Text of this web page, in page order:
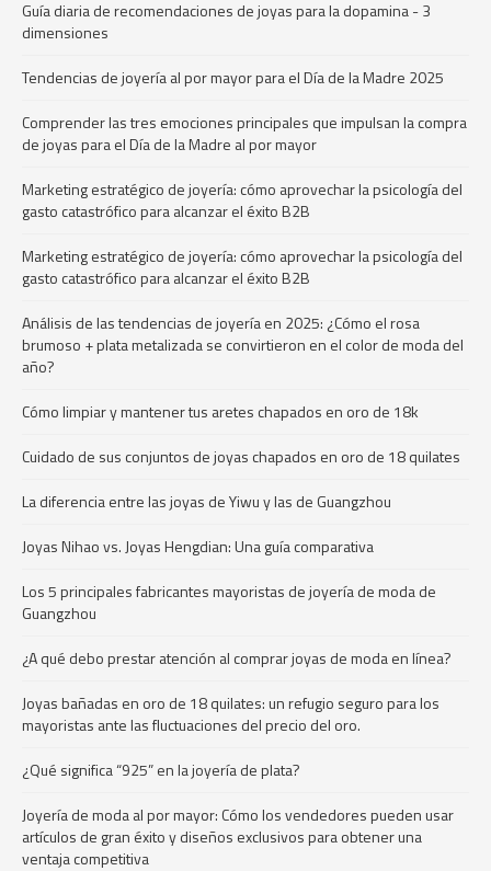
Guía diaria de recomendaciones de joyas para la dopamina - 3
dimensiones
Tendencias de joyería al por mayor para el Día de la Madre 2025
Comprender las tres emociones principales que impulsan la compra
de joyas para el Día de la Madre al por mayor
Marketing estratégico de joyería: cómo aprovechar la psicología del
gasto catastrófico para alcanzar el éxito B2B
Marketing estratégico de joyería: cómo aprovechar la psicología del
gasto catastrófico para alcanzar el éxito B2B
Análisis de las tendencias de joyería en 2025: ¿Cómo el rosa
brumoso + plata metalizada se convirtieron en el color de moda del
año?
Cómo limpiar y mantener tus aretes chapados en oro de 18k
Cuidado de sus conjuntos de joyas chapados en oro de 18 quilates
La diferencia entre las joyas de Yiwu y las de Guangzhou
Joyas Nihao vs. Joyas Hengdian: Una guía comparativa
Los 5 principales fabricantes mayoristas de joyería de moda de
Guangzhou
¿A qué debo prestar atención al comprar joyas de moda en línea?
Joyas bañadas en oro de 18 quilates: un refugio seguro para los
mayoristas ante las fluctuaciones del precio del oro.
¿Qué significa “925” en la joyería de plata?
Joyería de moda al por mayor: Cómo los vendedores pueden usar
artículos de gran éxito y diseños exclusivos para obtener una
ventaja competitiva